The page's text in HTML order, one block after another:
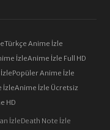
Türkçe Anime İzle
İzleAnime İzle Full HD
Popüler Anime İzle
İzleAnime İzle Ücretsiz
HD
İzleDeath Note İzle